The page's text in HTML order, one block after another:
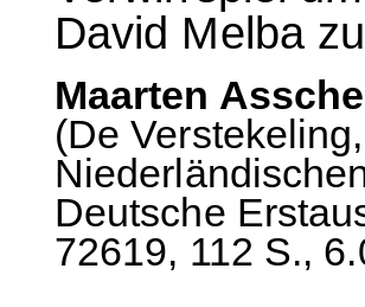
David Melba
Maarten
(De
Deutsche
72619, 112 S.,